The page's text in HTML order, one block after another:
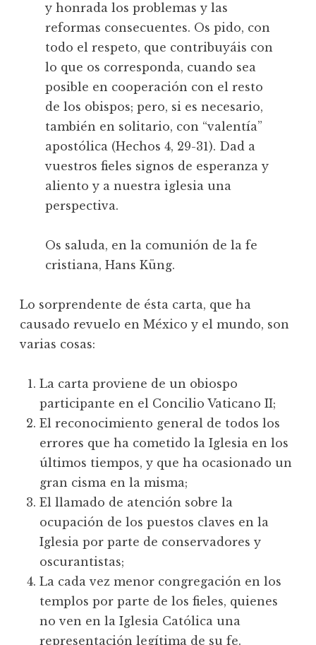
y honrada los problemas y las
reformas consecuentes. Os pido, con
todo el respeto, que contribuyáis con
lo que os corresponda, cuando sea
posible en cooperación con el resto
de los obispos; pero, si es necesario,
también en solitario, con “valentía”
apostólica (Hechos 4, 29-31). Dad a
vuestros fieles signos de esperanza y
aliento y a nuestra iglesia una
perspectiva.
Os saluda, en la comunión de la fe
cristiana, Hans Küng.
Lo sorprendente de ésta carta, que ha
causado revuelo en México y el mundo, son
varias cosas:
La carta proviene de un obiospo
participante en el Concilio Vaticano II;
El reconocimiento general de todos los
errores que ha cometido la Iglesia en los
últimos tiempos, y que ha ocasionado un
gran cisma en la misma;
El llamado de atención sobre la
ocupación de los puestos claves en la
Iglesia por parte de conservadores y
oscurantistas;
La cada vez menor congregación en los
templos por parte de los fieles, quienes
no ven en la Iglesia Católica una
representación legítima de su fe.